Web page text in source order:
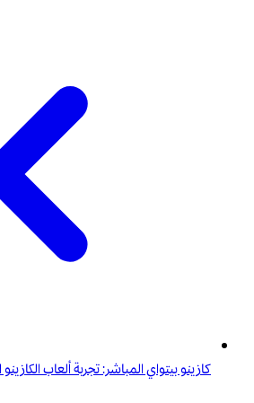
كازينو بيتواي المباشر: تجربة ألعاب